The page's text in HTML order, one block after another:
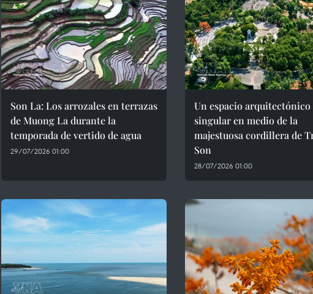
Son La: Los arrozales en terrazas
de Muong La durante la
temporada de vertido de agua
29/07/2026 01:00
Un espacio arquitectónico
singular en medio de la
majestuosa cordillera de
Son
28/07/2026 01:00